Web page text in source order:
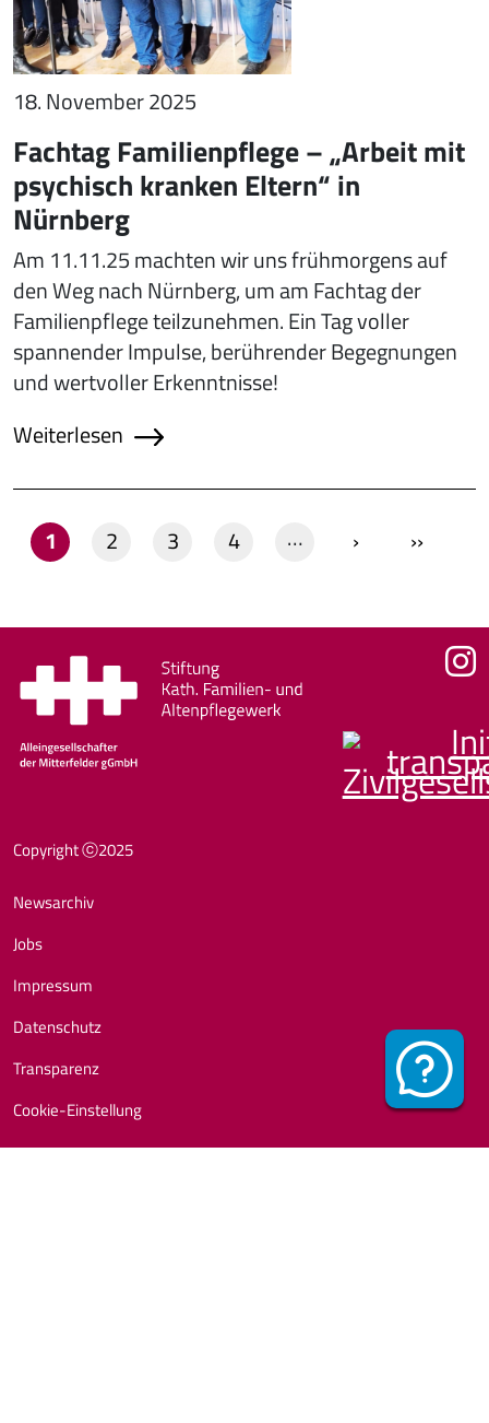
18. November 2025
Fachtag Familienpflege – „Arbeit mit
psychisch kranken Eltern“ in
Nürnberg
Am 11.11.25 machten wir uns frühmorgens auf
den Weg nach Nürnberg, um am Fachtag der
Familienpflege teilzunehmen. Ein Tag voller
spannender Impulse, berührender Begegnungen
und wertvoller Erkenntnisse!
Weiterlesen
Seitennummerierung
Seite
1 Seite
2 Seite
3 Seite
4 … Nächste Seite
› Letzte
››
Fußzeile
Copyright ⓒ2025
Newsarchiv
Jobs
Impressum
Datenschutz
Transparenz
Cookie-Einstellung